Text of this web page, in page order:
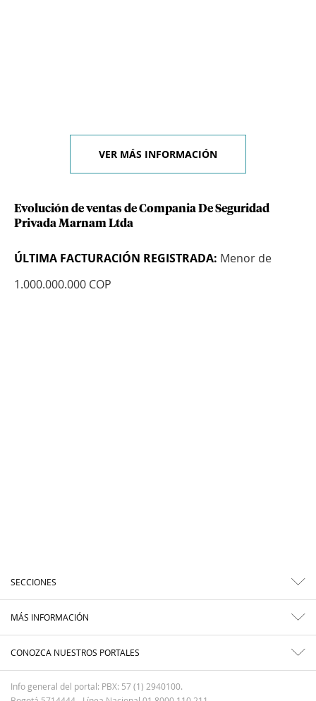
VER MÁS INFORMACIÓN
Evolución de ventas de Compania De Seguridad
Privada Marnam Ltda
ÚLTIMA FACTURACIÓN REGISTRADA: Menor de
1.000.000.000 COP
SECCIONES
MÁS INFORMACIÓN
CONOZCA NUESTROS PORTALES
Info general del portal: PBX: 57 (1) 2940100.